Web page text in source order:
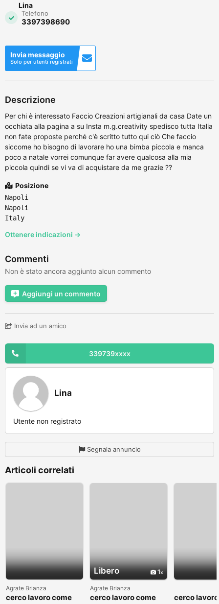
Lina
Telefono
3397398690
Invia messaggio
Solo per utenti registrati
Descrizione
Per chi è interessato Faccio Creazioni artigianali da casa Date un
occhiata alla pagina a su Insta m.g.creativity spedisco tutta Italia
non fate proposte perché c'è scritto tutto qui ciò Che faccio
siccome ho bisogno di lavorare ho una bimba piccola e manca
poco a natale vorrei comunque far avere qualcosa alla mia
piccola quindi se vi va di acquistare da me grazie ??
Posizione
Napoli
Napoli
Italy
Ottenere indicazioni →
Commenti
Non è stato ancora aggiunto alcun commento
Aggiungi un commento
Invia ad un amico
339739xxxx
Lina
Utente non registrato
Segnala annuncio
Articoli correlati
Agrate Brianza
cerco lavoro come
Libero 1
Agrate Brianza
cerco lavoro come
cerco